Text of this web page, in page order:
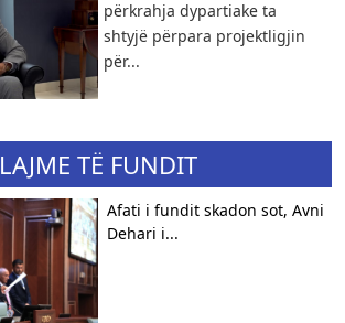
përkrahja dypartiake ta
shtyjë përpara projektligjin
për...
LAJME TË FUNDIT
Afati i fundit skadon sot, Avni
Dehari i...